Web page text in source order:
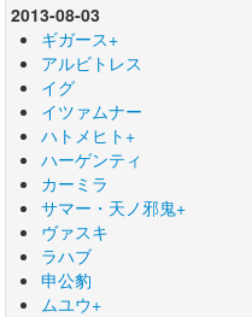
2013-08-03
ギガース+
アルビトレス
イグ
イツァムナー
ハトメヒト+
ハーゲンティ
カーミラ
サマー・天ノ邪鬼+
ヴァスキ
ラハブ
申公豹
ムユウ+